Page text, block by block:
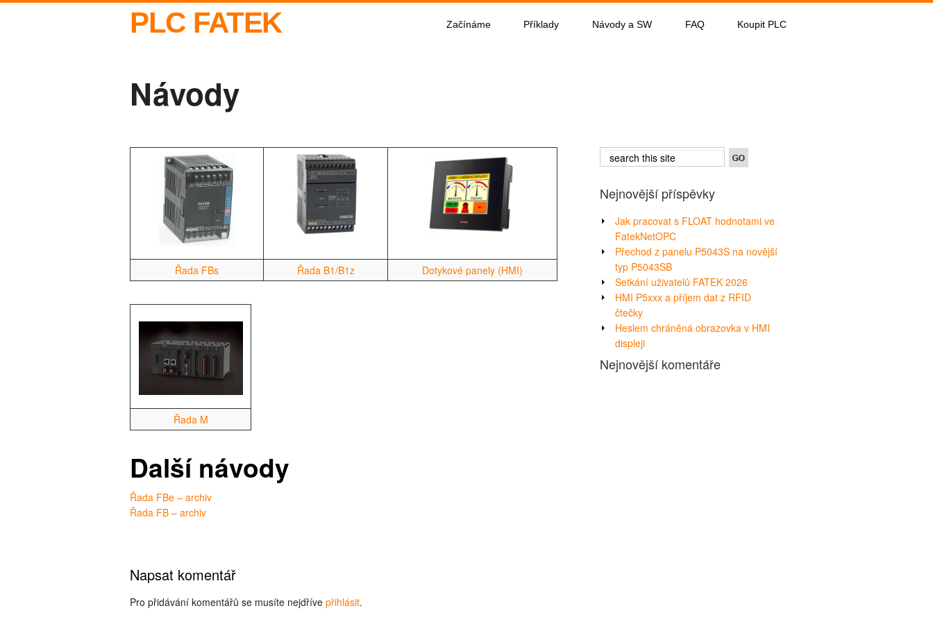
PLC FATEK Začínáme Příklady Návody a SW FAQ Koupit PLC
Návody
Řada FBs Řada B1/B1z Dotykové panely (HMI)
Řada M
Další návody
Řada FBe – archiv
Řada FB – archiv
Napsat komentář
Pro přidávání komentářů se musíte nejdříve přihlásit.
Nejnovější příspěvky
Jak pracovat s FLOAT hodnotami ve
FatekNetOPC
Přechod z panelu P5043S na novější
typ P5043SB
Setkání uživatelů FATEK 2026
HMI P5xxx a příjem dat z RFID
čtečky
Heslem chráněná obrazovka v HMI
displeji
Nejnovější komentáře